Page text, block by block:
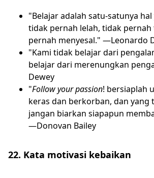
"Belajar adalah satu-satunya
tidak pernah lelah, tidak
pernah menyesal." —Leonardo
"Kami tidak belajar dari
belajar dari merenungkan
Dewey
"Follow your passion! bersiaplah
keras dan berkorban, dan yang
jangan biarkan siapapun
—Donovan Bailey
22. Kata motivasi kebaikan